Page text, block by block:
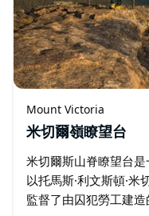
Mount Victoria
米切爾嶺瞭望台
米切爾斯山脊瞭望台
以托馬斯·利文斯頓·
監督了由囚犯勞工建